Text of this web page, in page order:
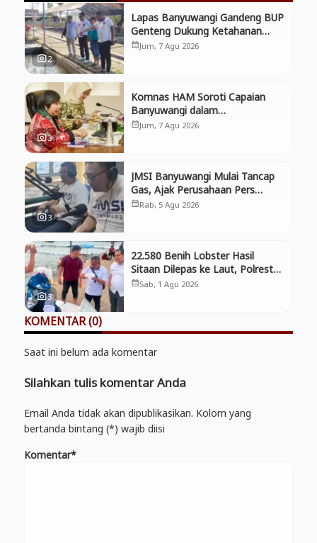
photo_camera2
Lapas Banyuwangi Gandeng BUP
Genteng Dukung Ketahanan
Pangan
calendar_monthJum, 7 Agu 2026
photo_camera3
Komnas HAM Soroti Capaian
Banyuwangi dalam
Pembangunan Inklusif, Diusulkan
Ikut Penilaian HAM Nasional
calendar_monthJum, 7 Agu 2026
photo_camera3
JMSI Banyuwangi Mulai Tancap
Gas, Ajak Perusahaan Pers
Bergabung dan Perkuat
Kolaborasi
calendar_monthRab, 5 Agu 2026
photo_camera3
22.580 Benih Lobster Hasil
Sitaan Dilepas ke Laut, Polresta
Banyuwangi Selamatkan Aset
Negara dan Ekosistem
calendar_monthSab, 1 Agu 2026
KOMENTAR (0)
Saat ini belum ada komentar
Silahkan tulis komentar Anda
Email Anda tidak akan dipublikasikan. Kolom yang
bertanda bintang (*) wajib diisi
Komentar*